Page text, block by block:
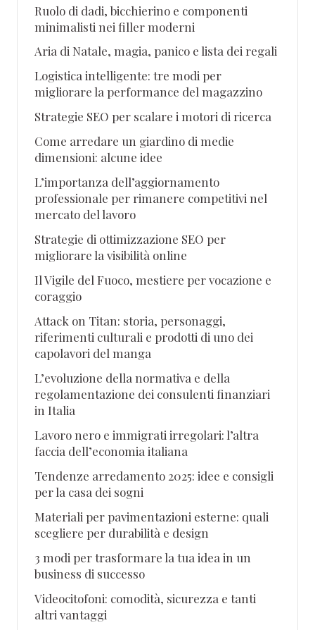
Ruolo di dadi, bicchierino e componenti
minimalisti nei filler moderni
Aria di Natale, magia, panico e lista dei regali
Logistica intelligente: tre modi per
migliorare la performance del magazzino
Strategie SEO per scalare i motori di ricerca
Come arredare un giardino di medie
dimensioni: alcune idee
L’importanza dell’aggiornamento
professionale per rimanere competitivi nel
mercato del lavoro
Strategie di ottimizzazione SEO per
migliorare la visibilità online
Il Vigile del Fuoco, mestiere per vocazione e
coraggio
Attack on Titan: storia, personaggi,
riferimenti culturali e prodotti di uno dei
capolavori del manga
L’evoluzione della normativa e della
regolamentazione dei consulenti finanziari
in Italia
Lavoro nero e immigrati irregolari: l’altra
faccia dell’economia italiana
Tendenze arredamento 2025: idee e consigli
per la casa dei sogni
Materiali per pavimentazioni esterne: quali
scegliere per durabilità e design
3 modi per trasformare la tua idea in un
business di successo
Videocitofoni: comodità, sicurezza e tanti
altri vantaggi